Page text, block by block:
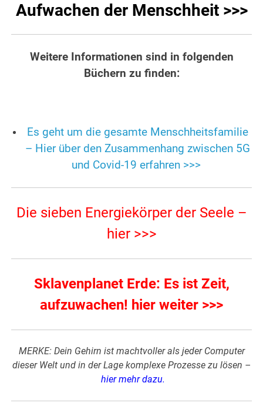
Aufwachen der Menschheit >>>
Weitere Informationen sind in folgenden
Büchern zu finden:
Es geht um die gesamte Menschheitsfamilie
– Hier über den Zusammenhang zwischen 5G
und Covid-19 erfahren >>>
Die sieben Energiekörper der Seele –
hier >>>
Sklavenplanet Erde: Es ist Zeit,
aufzuwachen! hier weiter >>>
MERKE: Dein Gehirn ist machtvoller als jeder Computer
dieser Welt und in der Lage komplexe Prozesse zu lösen –
hier mehr dazu.